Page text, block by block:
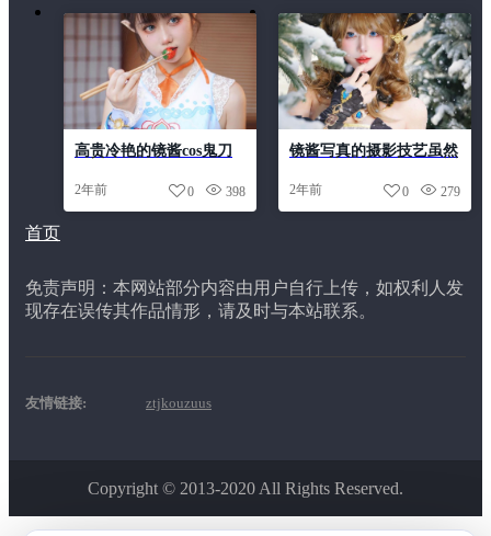
高贵冷艳的镜酱cos鬼刀
心传承
2年前 398
0
镜酱写真的摄影技艺虽然
自己的心。
2年前 279
0
首页
免责声明：本网站部分内容由用户自行上传，如权利人发
现存在误传其作品情形，请及时与本站联系。
友情链接: ztjkouzuus
Copyright © 2013-2020 All Rights Reserved.